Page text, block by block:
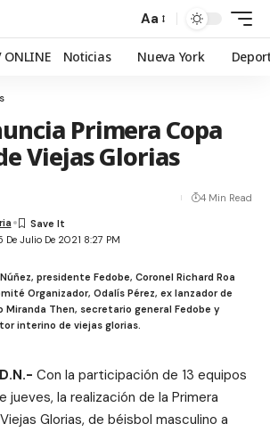
Aa
ONLINE Noticias Nueva York
Primera Copa
Viejas Glorias
De Julio De 2021 8:27 PM
4 Min Read
presidente Fedobe, Coronel Richard Roa
Organizador, Odalís Pérez, ex lanzador de
Miranda Then, secretario general Fedobe y
interino de viejas glorias.
Con la participación de 13 equipos
jueves, la realización de la Primera
Glorias, de béisbol masculino a